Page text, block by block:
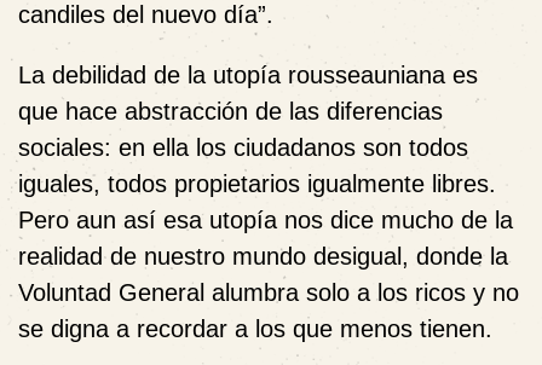
candiles del nuevo día”.
La debilidad de la utopía rousseauniana es
que hace abstracción de las diferencias
sociales: en ella los ciudadanos son todos
iguales, todos propietarios igualmente libres.
Pero aun así esa utopía nos dice mucho de la
realidad de nuestro mundo desigual, donde la
Voluntad General alumbra solo a los ricos y no
se digna a recordar a los que menos tienen.